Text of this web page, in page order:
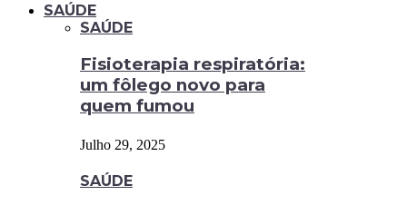
SAÚDE
SAÚDE
Fisioterapia respiratória:
um fôlego novo para
quem fumou
Julho 29, 2025
SAÚDE